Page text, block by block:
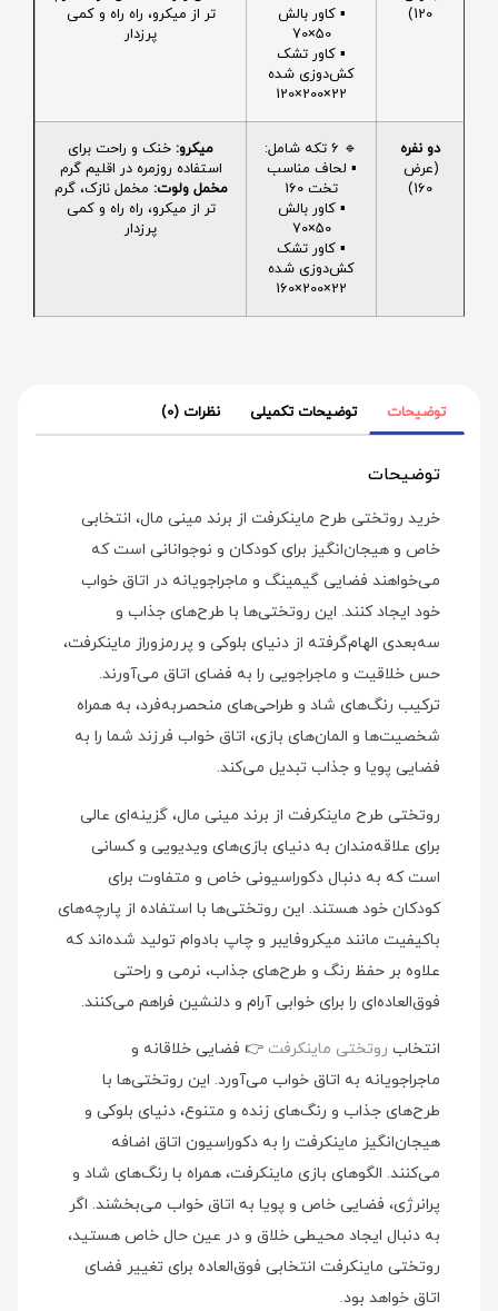
120)
▪️ کاور بالش
50×70
▪️ کاور تشک
کش‌دوزی شده
22×200×120
تر از میکرو، راه راه و کمی
پرزدار
دو نفره
(عرض
160)
🔹 6 تکه شامل:
▪️ لحاف مناسب
تخت 160
▪️ کاور بالش
50×70
▪️ کاور تشک
کش‌دوزی شده
22×200×160
میکرو: خنک و راحت برای
استفاده روزمره در اقلیم گرم
مخمل ولوت: مخمل نازک، گرم
تر از میکرو، راه راه و کمی
پرزدار
توضیحات توضیحات تکمیلی نظرات (0)
توضیحات
خرید روتختی طرح ماینکرفت از برند مینی‌ مال، انتخابی
خاص و هیجان‌انگیز برای کودکان و نوجوانانی است که
می‌خواهند فضایی گیمینگ و ماجراجویانه در اتاق خواب
خود ایجاد کنند. این روتختی‌ها با طرح‌های جذاب و
سه‌بعدی الهام‌گرفته از دنیای بلوکی و پررمزوراز ماینکرفت،
حس خلاقیت و ماجراجویی را به فضای اتاق می‌آورند.
ترکیب رنگ‌های شاد و طراحی‌های منحصربه‌فرد، به همراه
شخصیت‌ها و المان‌های بازی، اتاق خواب فرزند شما را به
فضایی پویا و جذاب تبدیل می‌کند.
روتختی طرح ماینکرفت از برند مینی‌ مال، گزینه‌ای عالی
برای علاقه‌مندان به دنیای بازی‌های ویدیویی و کسانی
است که به دنبال دکوراسیونی خاص و متفاوت برای
کودکان خود هستند. این روتختی‌ها با استفاده از پارچه‌های
باکیفیت مانند میکروفایبر و چاپ بادوام تولید شده‌اند که
علاوه بر حفظ رنگ و طرح‌های جذاب، نرمی و راحتی
فوق‌العاده‌ای را برای خوابی آرام و دلنشین فراهم می‌کنند.
انتخاب روتختی ماینکرفت 👉 فضایی خلاقانه و
ماجراجویانه به اتاق خواب می‌آورد. این روتختی‌ها با
طرح‌های جذاب و رنگ‌های زنده و متنوع، دنیای بلوکی و
هیجان‌انگیز ماینکرفت را به دکوراسیون اتاق اضافه
می‌کنند. الگوهای بازی ماینکرفت، همراه با رنگ‌های شاد و
پرانرژی، فضایی خاص و پویا به اتاق خواب می‌بخشند. اگر
به دنبال ایجاد محیطی خلاق و در عین حال خاص هستید،
روتختی ماینکرفت انتخابی فوق‌العاده برای تغییر فضای
اتاق خواهد بود.